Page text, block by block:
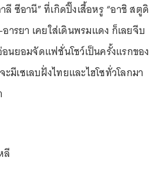
ซีอานี” ที่เกิดปิ๊งเสื้อหรู “อาชิ สตูดิ
รยา เคยใส่เดินพรมแดง ก็เลยจีบ
นยอมจัดแฟชั่นโชว์เป็นครั้งแรกของ
มีเซเลบฝั่งไทยและไฮโซทั่วโลกมา